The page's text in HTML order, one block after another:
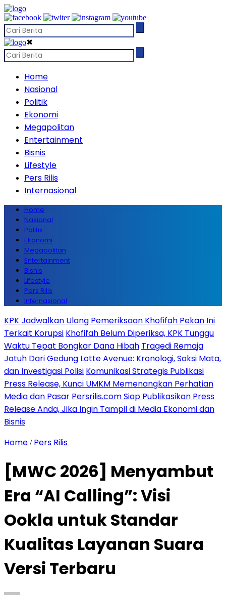
✖
Home
Nasional
Politik
Ekonomi
Megapolitan
Entertainment
Bisnis
Lifestyle
Pers Rilis
Internasional
Home
Nasional
Politik
Ekonomi
Megapolitan
Entertainment
Bisnis
Lifestyle
Pers Rilis
Internasional
KPK Jadwalkan Ulang Pemeriksaan Khofifah Pekan Ini
Terkait Korupsi Khofifah Belum Diperiksa, KPK Tunggu
Waktu Tepat Bongkar Dana Hibah Tragedi Remaja
Jatuh Dari Gedung Lotte Avenue: Kronologi, Saksi Mata,
dan Investigasi Polisi Komunikasi Strategis Publikasi
Press Release, Kunci UMKM Memenangkan Perhatian
Media dan Pasar Persrilis.com Siap Publikasikan Press
Release Anda, Jika Ingin Tampil di Media Ekonomi dan
Bisnis
Home / Pers Rilis
[MWC 2026] Menyambut
Era “AI Calling”: Visi
Ookla untuk Standar
Kualitas Layanan Suara
Versi Terbaru